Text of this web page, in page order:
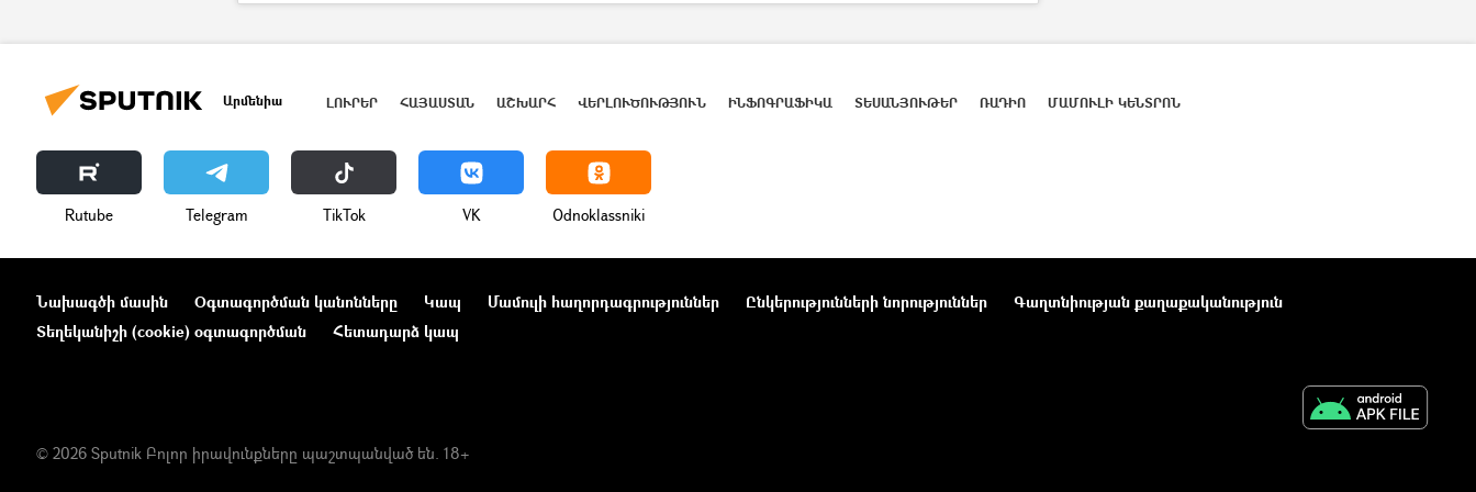
քահանա Վարժական հավաք Նախիջևան
Արմենիա ԼՈՒՐԵՐ ՀԱՅԱՍՏԱՆ ԱՇԽԱՐՀ ՎԵՐԼՈՒԾՈՒԹՅՈՒՆ ԻՆՖՈԳՐԱՖԻԿԱ ՏԵՍԱՆՅՈՒԹԵՐ ՌԱԴԻՈ ՄԱՄՈՒԼԻ ԿԵՆՏՐՈՆ
Rutube Telegram ТikТоk VK Odnoklassniki
Նախագծի մասին Օգտագործման կանոնները Կապ Մամուլի հաղորդագրություններ Ընկերությունների նորություններ
Գաղտնիության քաղաքականություն
Տեղեկանիշի (cookie) օգտագործման
Հետադարձ կապ
© 2026 Sputnik Բոլոր իրավունքները պաշտպանված են. 18+